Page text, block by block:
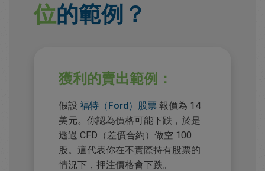
位的範例？
獲利的賣出範例：
假設 福特（Ford）股票 報價為 14
美元。你認為價格可能下跌，於是
透過 CFD（差價合約）做空 100
股。這代表你在不實際持有股票的
情況下，押注價格會下跌。